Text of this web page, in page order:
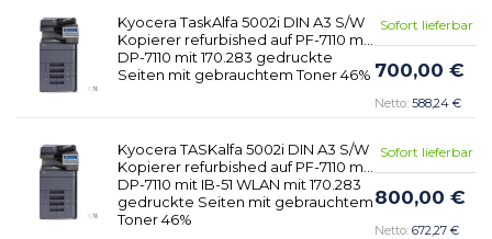
Kyocera TaskAlfa 5002i DIN A3 S/W
Kopierer refurbished auf PF-7110 mit
DP-7110 mit 170.283 gedruckte
Seiten mit gebrauchtem Toner 46%
Sofort lieferbar
700,00 €
588,24 €
Kyocera TASKalfa 5002i DIN A3 S/W
Kopierer refurbished auf PF-7110 mit
DP-7110 mit IB-51 WLAN mit 170.283
gedruckte Seiten mit gebrauchtem
Toner 46%
Sofort lieferbar
800,00 €
672,27 €